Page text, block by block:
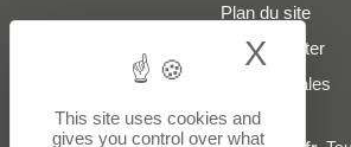
Plan du site
Nous contacter
Mentions légales
This site uses cookies and
gives you control over what
X